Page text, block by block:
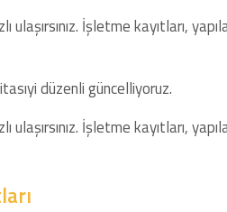
ulaşırsınız. İşletme kayıtları,
düzenli güncelliyoruz.
ulaşırsınız. İşletme kayıtları,